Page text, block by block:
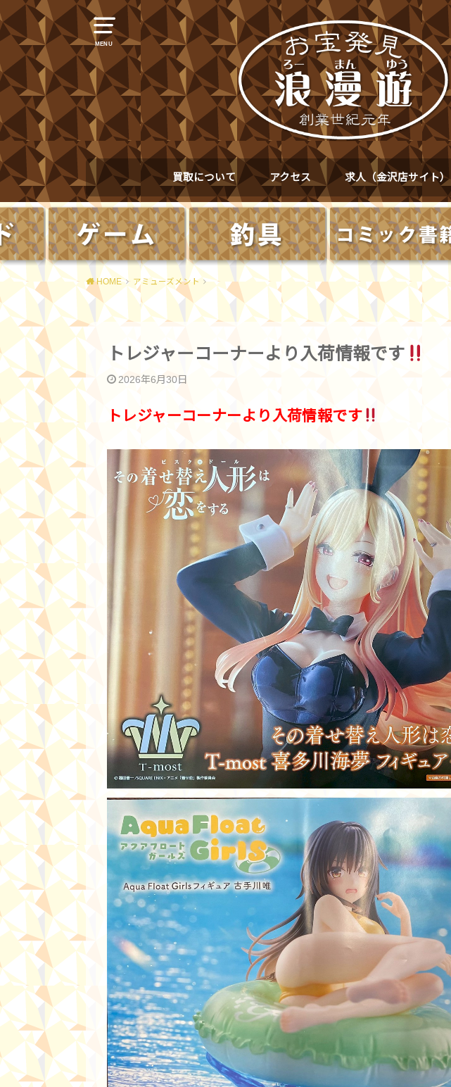
MENU
買取について アクセス 求人（金沢店サイト）
HOME アミューズメント
トレジャーコーナーより入荷情報です︎
2026年6月30日
トレジャーコーナーより入荷情報です︎